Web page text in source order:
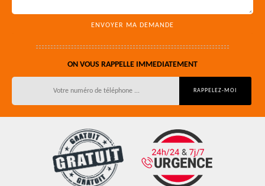
ON VOUS RAPPELLE IMMEDIATEMENT